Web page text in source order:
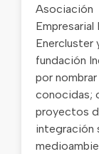
Asociación
Empresarial
Enercluster
fundación
por nombrar
conocidas;
proyectos
integración